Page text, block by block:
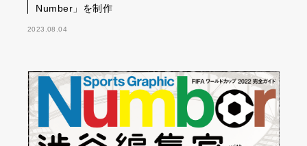
Number」を制作
2023.08.04